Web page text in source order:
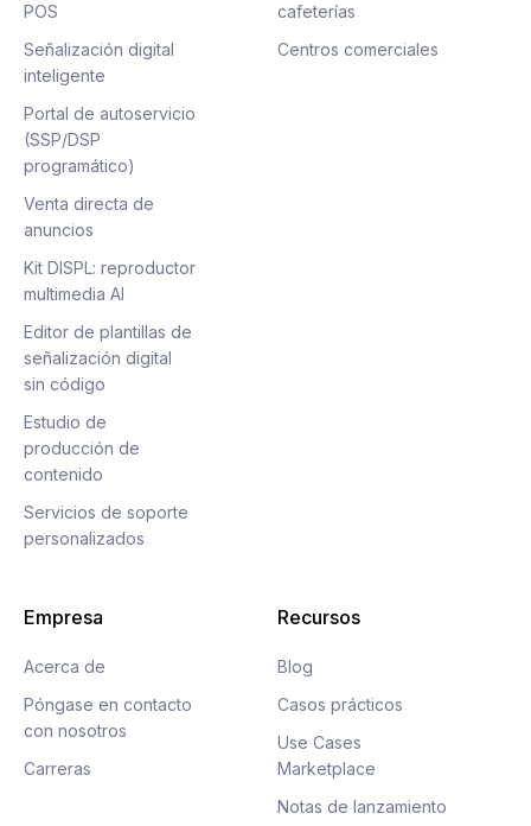
POS
Señalización digital
inteligente
Portal de autoservicio
(SSP/DSP
programático)
Venta directa de
anuncios
Kit DISPL: reproductor
multimedia AI
Editor de plantillas de
señalización digital
sin código
Estudio de
producción de
contenido
Servicios de soporte
personalizados
cafeterías
Centros comerciales
Empresa
Acerca de
Póngase en contacto
con nosotros
Carreras
Recursos
Blog
Casos prácticos
Use Cases
Marketplace
Notas de lanzamiento